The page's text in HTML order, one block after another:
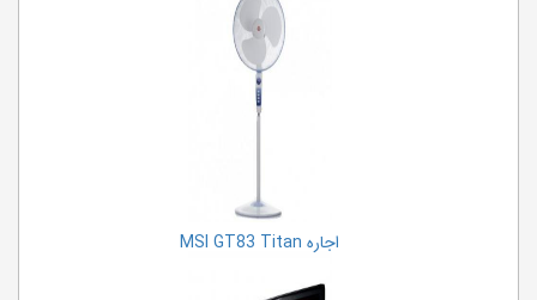
اجاره MSI GT83 Titan